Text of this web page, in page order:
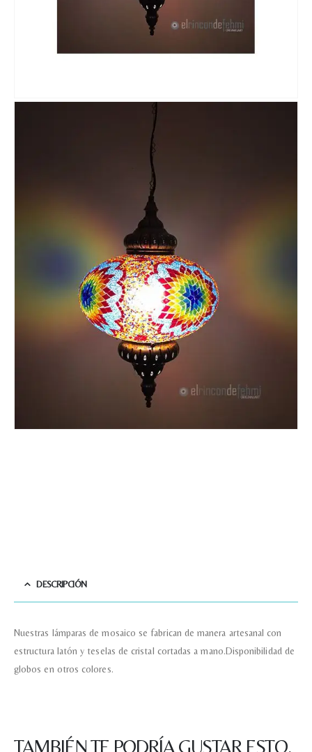
DESCRIPCIÓN
Nuestras lámparas de mosaico se fabrican de manera artesanal con
estructura latón y teselas de cristal cortadas a mano.Disponibilidad de
globos en otros colores.
TAMBIÉN TE PODRÍA GUSTAR ESTO.